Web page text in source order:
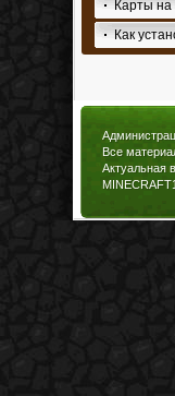
Карты на
Как
Все
Актуальная